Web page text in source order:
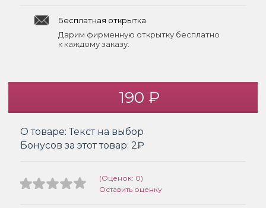
Бесплатная открытка
Дарим фирменную открытку бесплатно
к каждому заказу.
190 ₽
О товаре: Текст на выбор
Бонусов за этот товар: 2₽
(Оценок: 0)
Оставить оценку